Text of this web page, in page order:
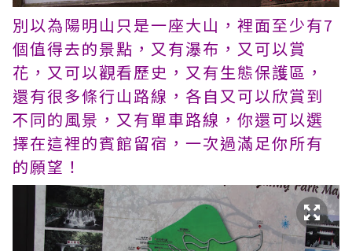
別以為陽明山只是一座大山，裡面至少有7
個值得去的景點，又有瀑布，又可以賞
花，又可以觀看歷史，又有生態保護區，
還有很多條行山路線，各自又可以欣賞到
不同的風景，又有單車路線，你還可以選
擇在這裡的賓館留宿，一次過滿足你所有
的願望！